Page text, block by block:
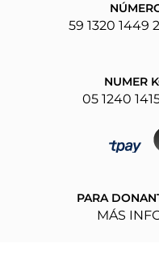
59 1320 1449
NUMER
05 1240
PARA
MÁS